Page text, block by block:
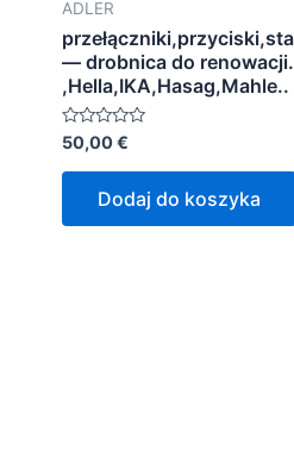
ADLER
— drobnica do
,Hella,IKA,Hasag,Mahle..
Oceniono
na
50,00€
Dodaj do koszyka